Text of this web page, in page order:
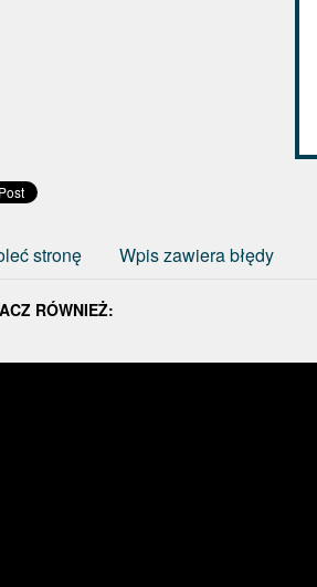
stronę Wpis zawiera błędy
RÓWNIEŻ: